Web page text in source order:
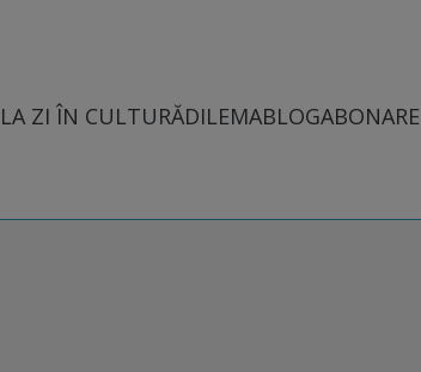
LA ZI ÎN CULTURĂDILEMABLOGABONARE